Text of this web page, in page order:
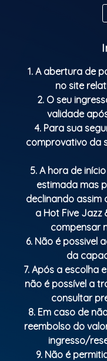
Classificação
1. A abertura de
no site
2. O seu
validade
4. Para sua
comprovativo da
5. A hora de
estimada mas
declinando assim
a Hot Five Jazz
compensar
6. Não é possivel
da
7. Após a escolha
não é possível a
consultar
8. Em caso de
reembolso do
ingresso/
9. Não é